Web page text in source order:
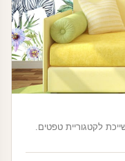
לקטגוריית טפטים.